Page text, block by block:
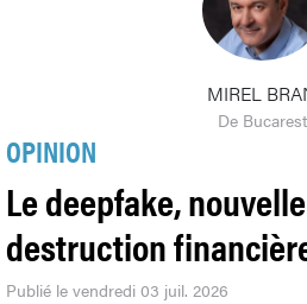
De Bucarest
OPINION
Le deepfake,